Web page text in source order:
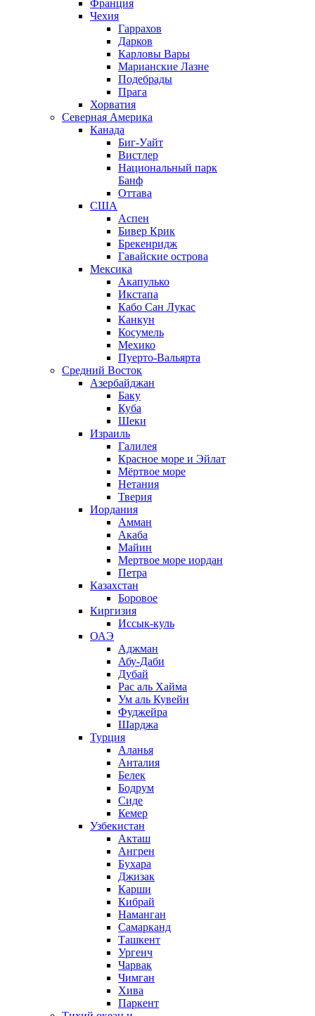
Франция
Чехия
Гаррахов
Дарков
Карловы Вары
Марианские Лазне
Подебрады
Прага
Хорватия
Северная Америка
Канада
Биг-Уайт
Вистлер
Национальный парк
Банф
Оттава
США
Аспен
Бивер Крик
Брекенридж
Гавайские острова
Мексика
Акапулько
Икстапа
Кабо Сан Лукас
Канкун
Косумель
Мехико
Пуерто-Вальярта
Средний Восток
Азербайджан
Баку
Куба
Шеки
Израиль
Галилея
Красное море и Эйлат
Мёртвое море
Нетания
Тверия
Иордания
Амман
Акаба
Майин
Мертвое море иордан
Петра
Казахстан
Боровое
Киргизия
Иссык-куль
ОАЭ
Аджман
Абу-Даби
Дубай
Рас аль Хайма
Ум аль Кувейн
Фуджейра
Шарджа
Турция
Аланья
Анталия
Белек
Бодрум
Сиде
Кемер
Узбекистан
Акташ
Ангрен
Бухара
Джизак
Карши
Кибрай
Наманган
Самарканд
Ташкент
Ургенч
Чарвак
Чимган
Хива
Паркент